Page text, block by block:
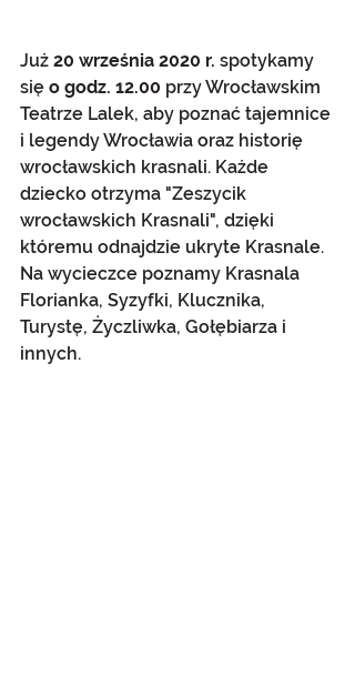
Już 20 września 2020 r. spotykamy
się o godz. 12.00 przy Wrocławskim
Teatrze Lalek, aby poznać tajemnice
i legendy Wrocławia oraz historię
wrocławskich krasnali. Każde
dziecko otrzyma "Zeszycik
wrocławskich Krasnali", dzięki
któremu odnajdzie ukryte Krasnale.
Na wycieczce poznamy Krasnala
Florianka, Syzyfki, Klucznika,
Turystę, Życzliwka, Gołębiarza i
innych.